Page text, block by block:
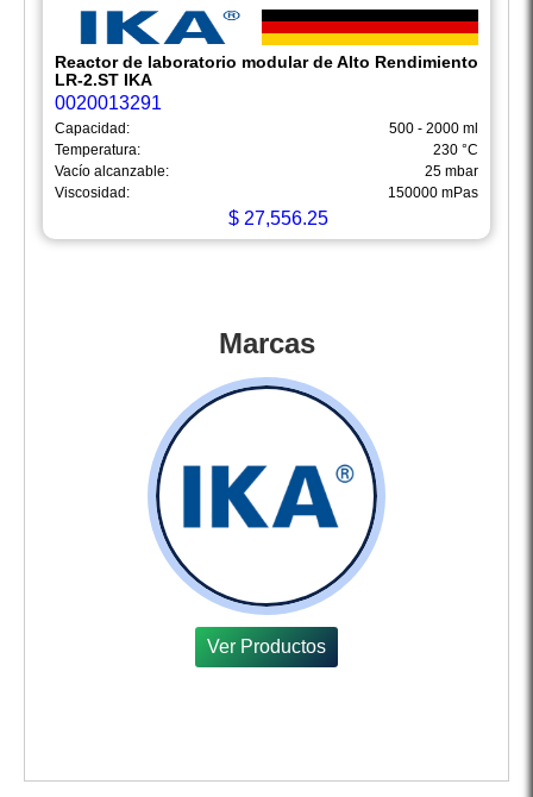
Reactor de laboratorio modular de Alto Rendimiento
LR-2.ST IKA
0020013291
Capacidad:
500 - 2000 ml
Temperatura:
230 °C
Vacío alcanzable:
25 mbar
Viscosidad:
150000 mPas
$ 27,556.25
Marcas
Ver Productos